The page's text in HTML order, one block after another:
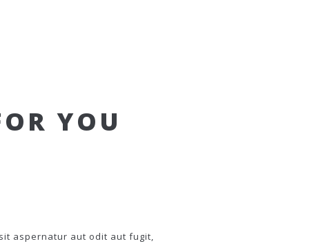
YOU
aspernatur aut odit aut fugit,